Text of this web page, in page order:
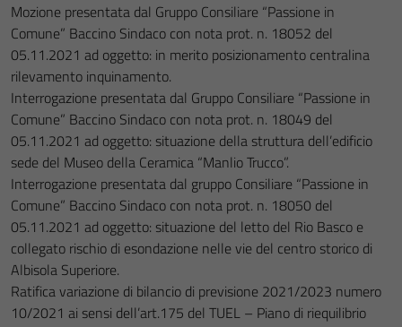
Mozione presentata dal Gruppo Consiliare “Passione in
Comune” Baccino Sindaco con nota prot. n. 18052 del
05.11.2021 ad oggetto: in merito posizionamento centralina
rilevamento inquinamento.
Interrogazione presentata dal Gruppo Consiliare “Passione in
Comune” Baccino Sindaco con nota prot. n. 18049 del
05.11.2021 ad oggetto: situazione della struttura dell’edificio
sede del Museo della Ceramica “Manlio Trucco”.
Interrogazione presentata dal gruppo Consiliare “Passione in
Comune” Baccino Sindaco con nota prot. n. 18050 del
05.11.2021 ad oggetto: situazione del letto del Rio Basco e
collegato rischio di esondazione nelle vie del centro storico di
Albisola Superiore.
Ratifica variazione di bilancio di previsione 2021/2023 numero
10/2021 ai sensi dell’art.175 del TUEL – Piano di riequilibrio